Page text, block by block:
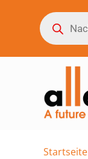
Startseite